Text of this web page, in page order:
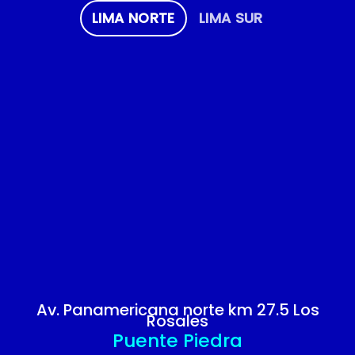
LIMA NORTE LIMA SUR
Av. Panamericana norte km 27.5 Los
Rosales
Puente Piedra